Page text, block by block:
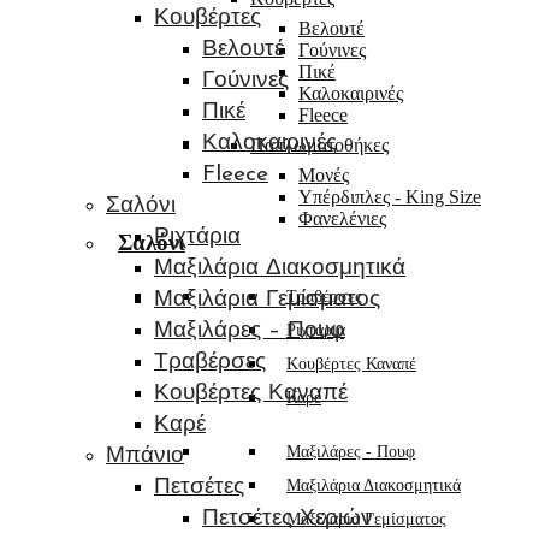
Βελουτέ
Γούνινες
Πικέ
Καλοκαιρινές
Fleece
Παπλωματοθήκες
Μονές
Υπέρδιπλες - King Size
Φανελένιες
Σαλόνι
Τραβέρσες
Ριχτάρια
Κουβέρτες Καναπέ
Καρέ
Μαξιλάρες - Πουφ
Μαξιλάρια Διακοσμητικά
Μαξιλάρια Γεμίσματος
Κουβέρτες
Βελουτέ
Γούνινες
Πικέ
Καλοκαιρινές
Fleece
Σαλόνι
Ριχτάρια
Μαξιλάρια Διακοσμητικά
Μαξιλάρια Γεμίσματος
Μαξιλάρες – Πουφ
Τραβέρσες
Κουβέρτες Καναπέ
Καρέ
Μπάνιο
Πετσέτες
Πετσέτες Χεριών